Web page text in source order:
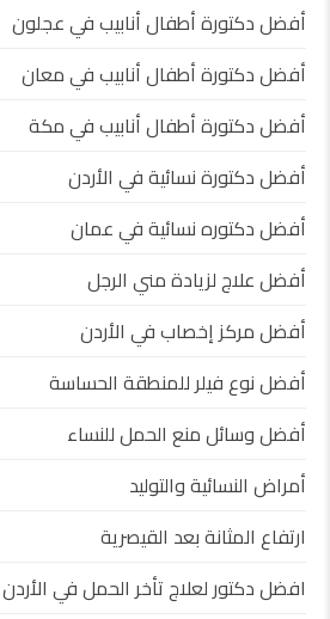
أفضل دكتورة أطفال أنابيب في عجلون
أفضل دكتورة أطفال أنابيب في معان
أفضل دكتورة أطفال أنابيب في مكة
أفضل دكتورة نسائية في الأردن
أفضل دكتوره نسائية في عمان
أفضل علاج لزيادة مني الرجل
أفضل مركز إخصاب في الأردن
أفضل نوع فيلر للمنطقة الحساسة
أفضل وسائل منع الحمل للنساء
أمراض النسائية والتوليد
ارتفاع المثانة بعد القيصرية
افضل دكتور لعلاج تأخر الحمل في الأردن